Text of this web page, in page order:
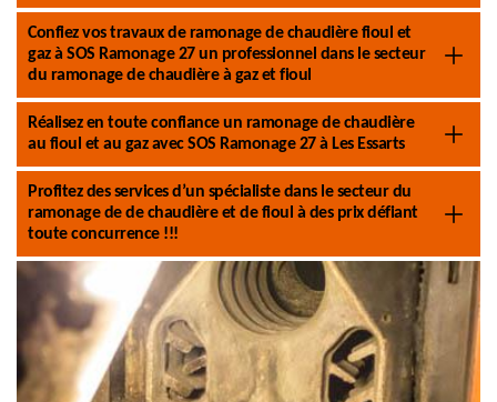
Confiez vos travaux de ramonage de chaudière fioul et
gaz à SOS Ramonage 27 un professionnel dans le secteur
du ramonage de chaudière à gaz et fioul
Réalisez en toute confiance un ramonage de chaudière
au fioul et au gaz avec SOS Ramonage 27 à Les Essarts
Profitez des services d’un spécialiste dans le secteur du
ramonage de de chaudière et de fioul à des prix défiant
toute concurrence !!!